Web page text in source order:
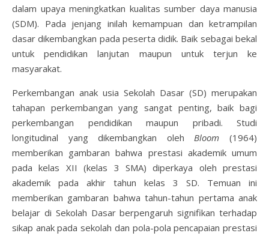
dalam upaya meningkatkan kualitas sumber daya manusia
(SDM). Pada jenjang inilah kemampuan dan ketrampilan
dasar dikembangkan pada peserta didik. Baik sebagai bekal
untuk pendidikan lanjutan maupun untuk terjun ke
masyarakat.
Perkembangan anak usia Sekolah Dasar (SD) merupakan
tahapan perkembangan yang sangat penting, baik bagi
perkembangan pendidikan maupun pribadi. Studi
longitudinal yang dikembangkan olehBloom(1964)
memberikan gambaran bahwa prestasi akademik umum
pada kelas XII (kelas 3 SMA) diperkaya oleh prestasi
akademik pada akhir tahun kelas 3 SD. Temuan ini
memberikan gambaran bahwa tahun-tahun pertama anak
belajar di Sekolah Dasar berpengaruh signifikan terhadap
sikap anak pada sekolah dan pola-pola pencapaian prestasi